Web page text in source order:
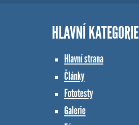
HLAVNÍ KATEGORIE
Hlavní strana
Články
Fototesty
Galerie